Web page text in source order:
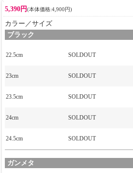
5,390円(本体価格:4,900円)
カラー／サイズ
ブラック
22.5cm SOLDOUT
23cm SOLDOUT
23.5cm SOLDOUT
24cm SOLDOUT
24.5cm SOLDOUT
ガンメタ